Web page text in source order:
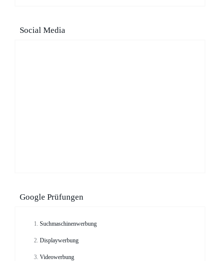
Social Media
Google Prüfungen
Suchmaschinenwerbung
Displaywerbung
Videowerbung